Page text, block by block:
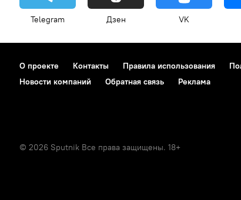
Telegram Дзен VK
О проекте Контакты Правила использования
Новости компаний
Обратная связь Реклама
© 2026 Sputnik Все права защищены. 18+